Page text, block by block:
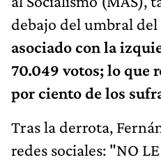
debajo del umbral del
asociado con la
70.049 votos; lo que
por ciento de los
Tras la derrota,
redes sociales: "NO